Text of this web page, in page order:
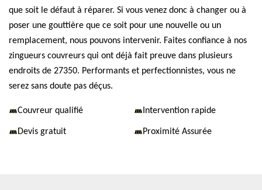
que soit le défaut à réparer. Si vous venez donc à changer ou à
poser une gouttière que ce soit pour une nouvelle ou un
remplacement, nous pouvons intervenir. Faites confiance à nos
zingueurs couvreurs qui ont déjà fait preuve dans plusieurs
endroits de 27350. Performants et perfectionnistes, vous ne
serez sans doute pas déçus.
Couvreur qualifié Intervention rapide
Devis gratuit Proximité Assurée